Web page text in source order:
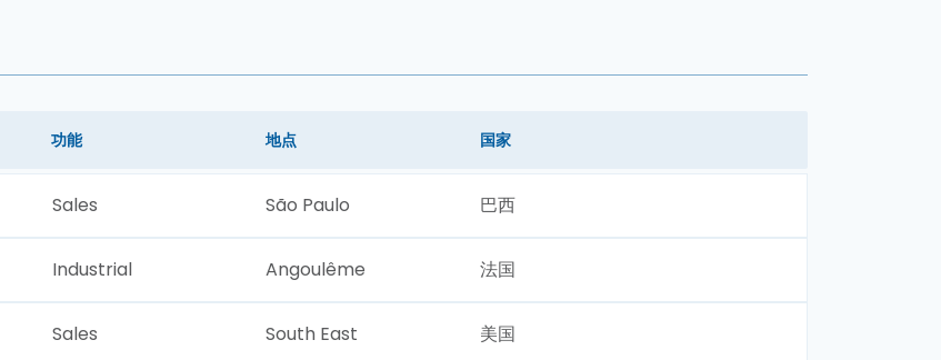
功能 地点 国家
Sales São Paulo 巴西
Industrial Angoulême 法国
Sales South East 美国